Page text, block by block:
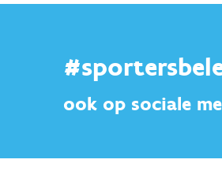
ook op sociale